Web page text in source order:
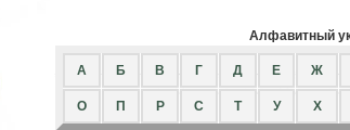
Алфавитный
A Б В Г Д Е Ж
О П Р С Т У Х